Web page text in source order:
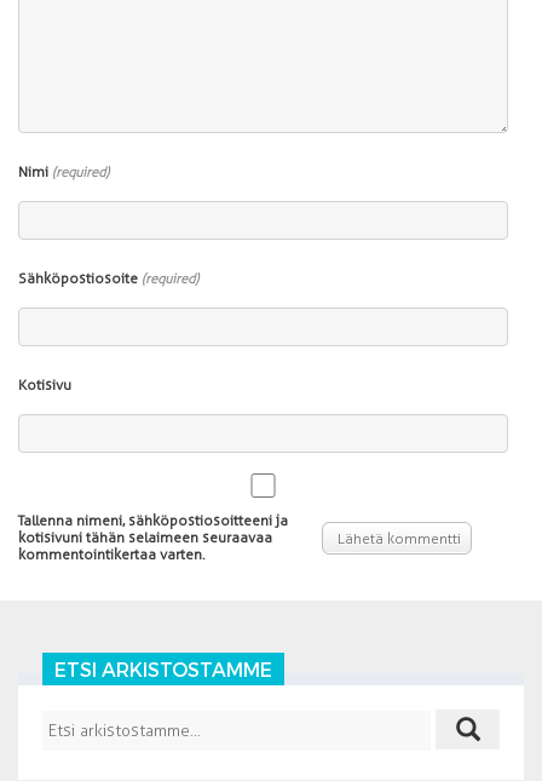
Nimi (required)
Sähköpostiosoite (required)
Kotisivu
Tallenna nimeni, sähköpostiosoitteeni ja
kotisivuni tähän selaimeen seuraavaa
kommentointikertaa varten.
ETSI ARKISTOSTAMME